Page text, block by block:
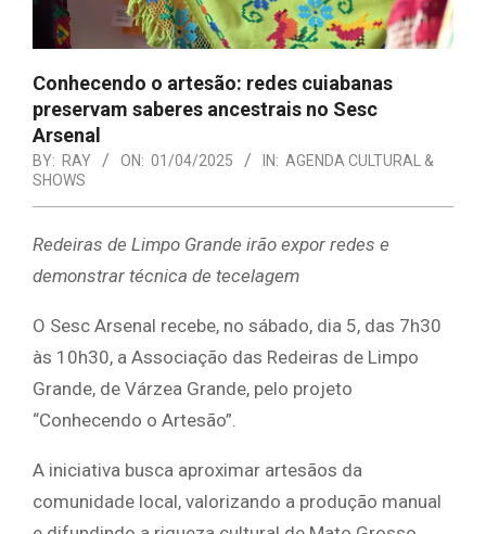
Conhecendo o artesão: redes cuiabanas
preservam saberes ancestrais no Sesc
Arsenal
BY: RAY ON: 01/04/2025 IN: AGENDA CULTURAL &
SHOWS
Redeiras de Limpo Grande irão expor redes e
demonstrar técnica de tecelagem
O Sesc Arsenal recebe, no sábado, dia 5, das 7h30
às 10h30, a Associação das Redeiras de Limpo
Grande, de Várzea Grande, pelo projeto
“Conhecendo o Artesão”.
A iniciativa busca aproximar artesãos da
comunidade local, valorizando a produção manual